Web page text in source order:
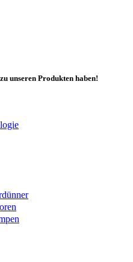
unseren Produkten haben!